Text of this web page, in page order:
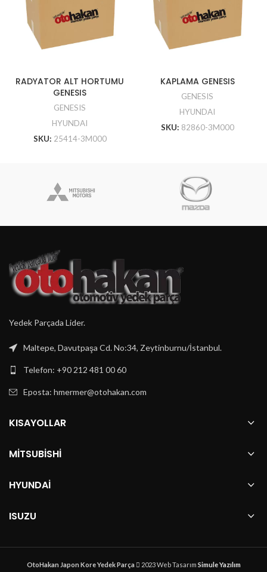
RADYATOR ALT HORTUMU
GENESIS
GENESIS
HYUNDAI
SKU: 25414-3M000
KAPLAMA GENESIS
GENESIS
HYUNDAI
SKU: 82860-3M000
Yedek Parçada Lider.
Maltepe, Davutpaşa Cd. No:34, Zeytinburnu/İstanbul.
Telefon: +90 212 481 00 60
Eposta: hmermer@otohakan.com
KISAYOLLAR
MITSUBISHI
HYUNDAI
ISUZU
OtoHakan Japon Kore Yedek Parça 2023 Web Tasarım Simule Yazılım